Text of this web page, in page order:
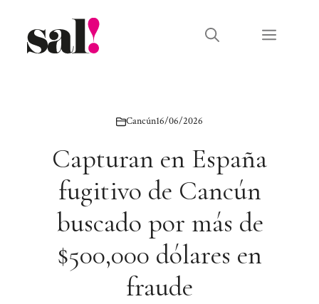
contenido
Menú
Cancún16/06/2026
Capturan en España
fugitivo de Cancún
buscado por más de
$500,000 dólares en
fraude